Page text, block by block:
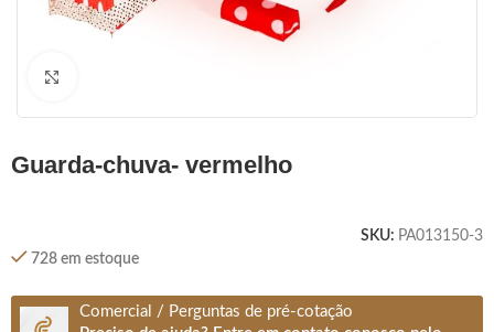
guarda-chuva- vermelho
SKU: PA013150-3
728 em estoque
Comercial / Perguntas de pré-cotação